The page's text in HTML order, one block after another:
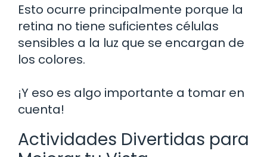
Esto ocurre principalmente porque la
retina no tiene suficientes células
sensibles a la luz que se encargan de
los colores.
¡Y eso es algo importante a tomar en
cuenta!
Actividades Divertidas para